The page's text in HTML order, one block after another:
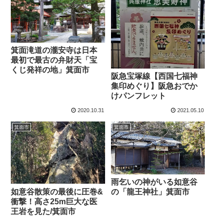
箕面滝道の瀧安寺は日本
最初で最古の弁財天「宝
くじ発祥の地」箕面市
2020.10.31
阪急宝塚線【西国七福神
集印めぐり】阪急おでか
けパンフレット
2021.05.10
箕面市
如意谷散策の最後に圧巻&
衝撃！高さ25m巨大な医
王岩を見た/箕面市
箕面市
雨乞いの神がいる如意谷
の「龍王神社」箕面市